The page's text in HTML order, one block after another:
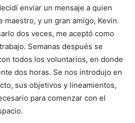
enviar un mensaje a quien
y un gran amigo, Kevin
dos veces, me aceptó como
Semanas después se
todos los voluntarios, en donde
dos horas. Se nos introdujo en
sus objetivos y lineamientos,
para comenzar con el